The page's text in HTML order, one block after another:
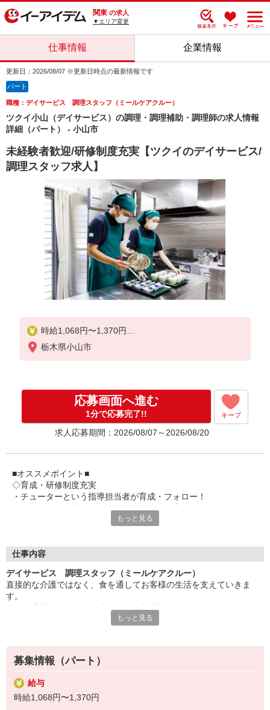
関東 の求人
▼エリア変更
仕事情報 企業情報
更新日：2026/08/07 ※更新日時点の最新情報です
パート
職種：デイサービス 調理スタッフ（ミールケアクルー）
ツクイ小山（デイサービス）の調理・調理補助・調理師の求人情報
詳細（パート） - 小山市
未経験者歓迎/研修制度充実【ツクイのデイサービス/
調理スタッフ求人】
時給1,068円〜1,370円
★土日祝日は時給100円アップ！
栃木県小山市
応募画面へ進む
1分で応募完了!! キープ
求人応募期間：2026/08/07～2026/08/20
■オススメポイント■
◇育成・研修制度充実
・チューターという指導担当者が育成・フォロー！
・キャリアアップ支援制度を活用して働きながら資格取得が可能
・ツクイ独自の福祉厚生制度でプライベートも充実
・子育て支援の福利厚生制度あり！子育てと仕事の両立を応援◎
・スタッフ何でも相談窓口やライフキャリア相談など、各相談窓
口あり
◇頑張った分、スタッフに還元！
・パートは特別手当の支給あり
もっと見る
仕事内容
デイサービス 調理スタッフ（ミールケアクルー）
直接的な介護ではなく、食を通してお客様の生活を支えていきま
す。
※提供食事数:50人分
※1日の作業人数:2人
★＼サービス・職種の魅力／
完全調理済み食品を使用のため、調理未経験、調理に自信のない方
もっと見る
募集情報（パート）
給与
時給1,068円〜1,370円